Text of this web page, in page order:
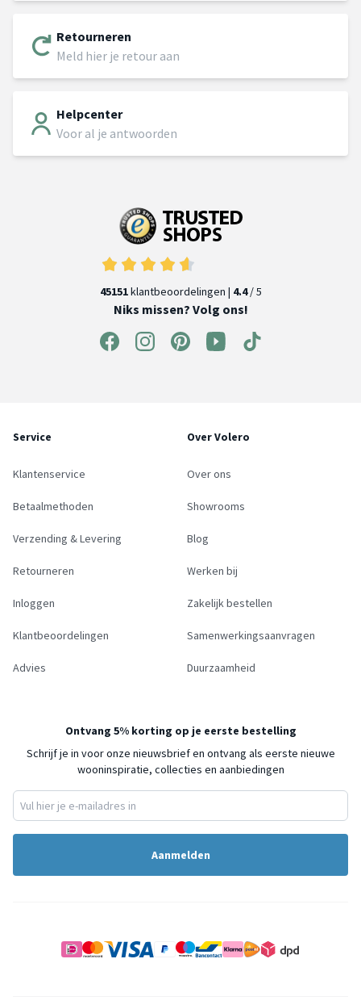
Retourneren
Meld hier je retour aan
Helpcenter
Voor al je antwoorden
45151klantbeoordelingen | 4.4/ 5
Niks missen? Volg ons!
Service
Klantenservice
Betaalmethoden
Verzending & Levering
Retourneren
Inloggen
Klantbeoordelingen
Advies
Over Volero
Over ons
Showrooms
Blog
Werken bij
Zakelijk bestellen
Samenwerkingsaanvragen
Duurzaamheid
Ontvang 5% korting op je eerste bestelling
Schrijf je in voor onze nieuwsbrief en ontvang als eerste nieuwe
wooninspiratie, collecties en aanbiedingen
Aanmelden